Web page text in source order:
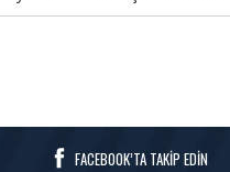
maçı öncesi beIN Sports
- Dinamo Zagreb
maçını beIN Sports'tan izlemek için
FACEBOOK’TA TAKİP EDİN